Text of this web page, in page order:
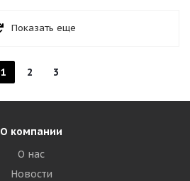
Показать еще
1 2 3
О компании
О нас
Новости